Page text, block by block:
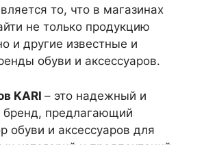
то, что в магазинах
не только продукцию
и другие известные и
обуви и аксессуаров.
KARI – это надежный и
бренд, предлагающий
обуви и аксессуаров для